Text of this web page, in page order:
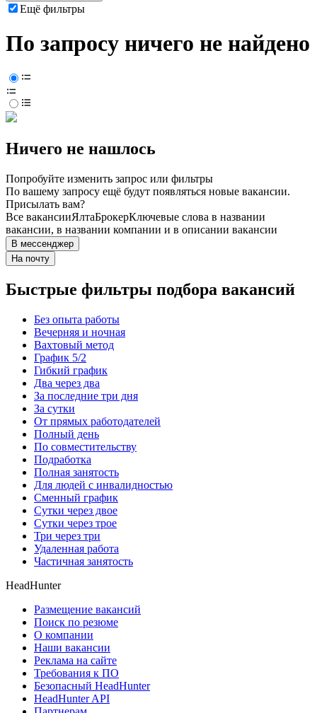
Ещё фильтры
По запросу ничего не найдено
Ничего не нашлось
Попробуйте изменить запрос или фильтры
По вашему запросу ещё будут появляться новые вакансии.
Присылать вам?
Все вакансииЯлтаБрокерКлючевые слова в названии
вакансии, в названии компании и в описании вакансии
В мессенджер
На почту
Быстрые фильтры подбора вакансий
Без опыта работы
Вечерняя и ночная
Вахтовый метод
График 5/2
Гибкий график
Два через два
За последние три дня
За сутки
От прямых работодателей
Полный день
По совместительству
Подработка
Полная занятость
Для людей с инвалидностью
Сменный график
Сутки через двое
Сутки через трое
Три через три
Удаленная работа
Частичная занятость
HeadHunter
Размещение вакансий
Поиск по резюме
О компании
Наши вакансии
Реклама на сайте
Требования к ПО
Безопасный HeadHunter
HeadHunter API